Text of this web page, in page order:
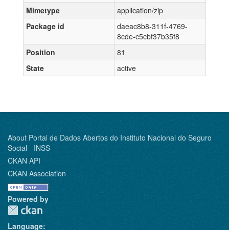
Mimetype
application/zip
Package id
daeac8b8-311f-4769-
8cde-c5cbf37b35f8
Position
81
State
active
About Portal de Dados Abertos do Instituto Nacional do Seguro
Social - INSS
CKAN API
CKAN Association
Powered by
Language